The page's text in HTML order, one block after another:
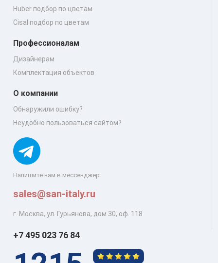
Напишите нам в мессенджер
sales@san-italy.ru
г. Москва, ул. Гурьянова, дом 30, оф. 118
Huber подбор по цветам
Cisal подбор по цветам
Профессионалам
Дизайнерам
Комплектация объектов
О компании
Обнаружили ошибку?
Неудобно пользоваться сайтом?
+7 495 023 76 84